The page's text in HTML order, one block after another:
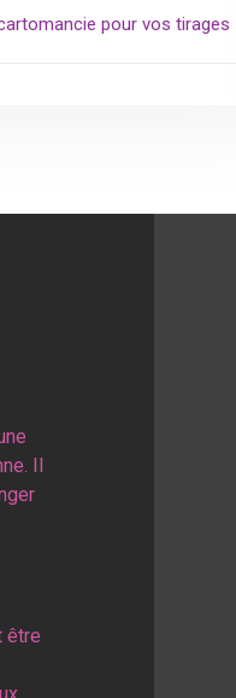
pour vos tirages
Il
être